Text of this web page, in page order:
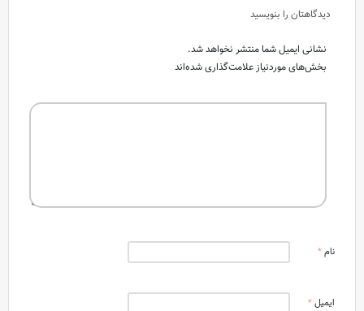
دیدگاهتان را بنویسید
نشانی ایمیل شما منتشر نخواهد شد.
بخش‌های موردنیاز علامت‌گذاری شده‌اند
نام*
ایمیل*